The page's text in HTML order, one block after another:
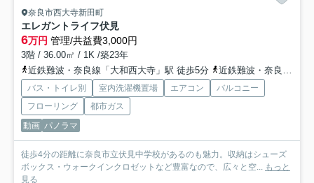
奈良市西大寺新田町
エレガントライフ伏見
6万円 管理/共益費3,000円
3階 / 36.00㎡ / 1K /築23年
近鉄難波・奈良線「大和西大寺」駅 徒歩5分
近鉄難波・奈良線「菖蒲池」駅 徒歩20分
バス・トイレ別 室内洗濯機置場 エアコン
バルコニー
フローリング
都市ガス
動画 パノラマ
徒歩4分の距離に奈良市立伏見中学校があるのも魅力。収納はシューズ
ボックス・ウォークインクロゼットなど豊富なので、広々と空... もっと
見る